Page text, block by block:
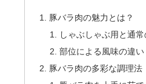
豚バラ肉の魅力とは？
しゃぶしゃぶ用と通
部位による風味の違い
豚バラ肉の多彩な調理法